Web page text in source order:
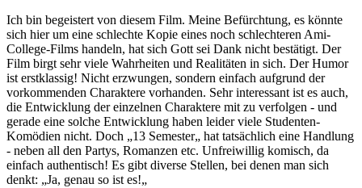
Ich bin begeistert von diesem Film. Meine Befürchtung, es könnte
sich hier um eine schlechte Kopie eines noch schlechteren Ami-
College-Films handeln, hat sich Gott sei Dank nicht bestätigt. Der
Film birgt sehr viele Wahrheiten und Realitäten in sich. Der Humor
ist erstklassig! Nicht erzwungen, sondern einfach aufgrund der
vorkommenden Charaktere vorhanden. Sehr interessant ist es auch,
die Entwicklung der einzelnen Charaktere mit zu verfolgen - und
gerade eine solche Entwicklung haben leider viele Studenten-
Komödien nicht. Doch „13 Semester„ hat tatsächlich eine Handlung
- neben all den Partys, Romanzen etc. Unfreiwillig komisch, da
einfach authentisch! Es gibt diverse Stellen, bei denen man sich
denkt: „Ja, genau so ist es!„